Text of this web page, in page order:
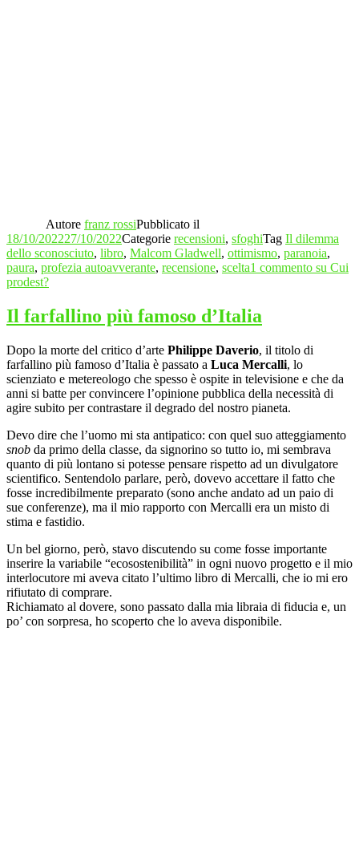
Autore franz rossiPubblicato il
18/10/202227/10/2022Categorie recensioni, sfoghiTag Il dilemma
dello sconosciuto, libro, Malcom Gladwell, ottimismo, paranoia,
paura, profezia autoavverante, recensione, scelta1 commento su Cui
prodest?
Il farfallino più famoso d’Italia
Dopo la morte del critico d’arte Philippe Daverio, il titolo di
farfallino più famoso d’Italia è passato a Luca Mercalli, lo
scienziato e metereologo che spesso è ospite in televisione e che da
anni si batte per convincere l’opinione pubblica della necessità di
agire subito per contrastare il degrado del nostro pianeta.
Devo dire che l’uomo mi sta antipatico: con quel suo atteggiamento
snob da primo della classe, da signorino so tutto io, mi sembrava
quanto di più lontano si potesse pensare rispetto ad un divulgatore
scientifico. Sentendolo parlare, però, dovevo accettare il fatto che
fosse incredibilmente preparato (sono anche andato ad un paio di
sue conferenze), ma il mio rapporto con Mercalli era un misto di
stima e fastidio.
Un bel giorno, però, stavo discutendo su come fosse importante
inserire la variabile “ecosostenibilità” in ogni nuovo progetto e il mio
interlocutore mi aveva citato l’ultimo libro di Mercalli, che io mi ero
rifiutato di comprare.
Richiamato al dovere, sono passato dalla mia libraia di fiducia e, un
po’ con sorpresa, ho scoperto che lo aveva disponibile.